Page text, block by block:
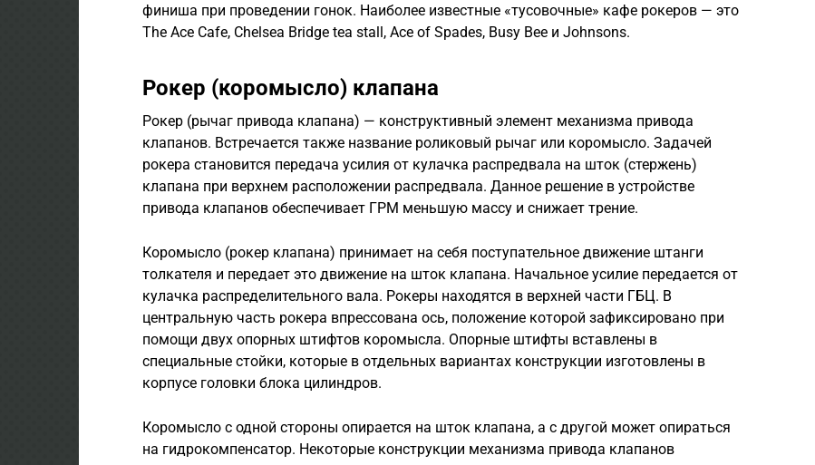
финиша при проведении гонок. Наиболее известные «тусовочные» кафе рокеров — это
The Ace Cafe, Chelsea Bridge tea stall, Ace of Spades, Busy Bee и Johnsons.
Рокер (коромысло) клапана
Рокер (рычаг привода клапана) — конструктивный элемент механизма привода
клапанов. Встречается также название роликовый рычаг или коромысло. Задачей
рокера становится передача усилия от кулачка распредвала на шток (стержень)
клапана при верхнем расположении распредвала. Данное решение в устройстве
привода клапанов обеспечивает ГРМ меньшую массу и снижает трение.
Коромысло (рокер клапана) принимает на себя поступательное движение штанги
толкателя и передает это движение на шток клапана. Начальное усилие передается от
кулачка распределительного вала. Рокеры находятся в верхней части ГБЦ. В
центральную часть рокера впрессована ось, положение которой зафиксировано при
помощи двух опорных штифтов коромысла. Опорные штифты вставлены в
специальные стойки, которые в отдельных вариантах конструкции изготовлены в
корпусе головки блока цилиндров.
Коромысло с одной стороны опирается на шток клапана, а с другой может опираться
на гидрокомпенсатор. Некоторые конструкции механизма привода клапанов